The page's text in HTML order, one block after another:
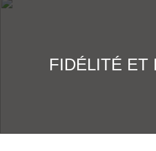
FIDÉLITÉ ET